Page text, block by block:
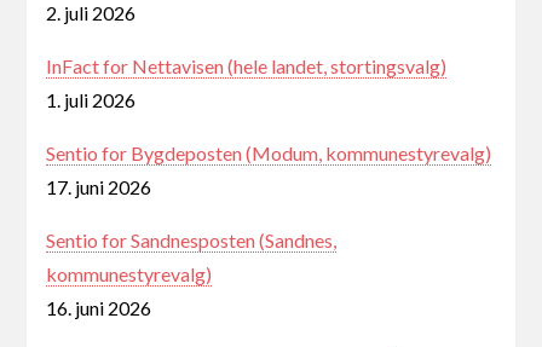
2. juli 2026
InFact for Nettavisen (hele landet, stortingsvalg)
1. juli 2026
Sentio for Bygdeposten (Modum, kommunestyrevalg)
17. juni 2026
Sentio for Sandnesposten (Sandnes,
kommunestyrevalg)
16. juni 2026